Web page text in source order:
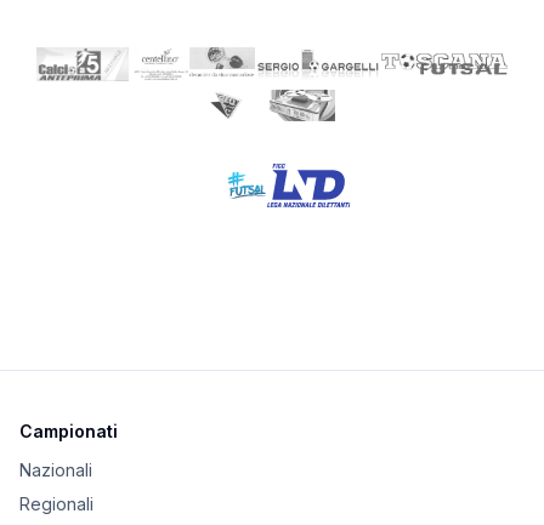
Campionati
Nazionali
Regionali